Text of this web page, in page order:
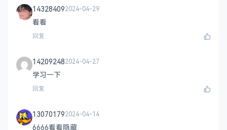
143284092024-04-29
看看
回复
142092482024-04-27
学习一下
回复
130701792024-04-14
6666看看隐藏